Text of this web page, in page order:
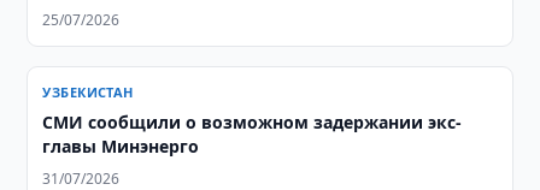
25/07/2026
УЗБЕКИСТАН
СМИ сообщили о возможном задержании экс-
главы Минэнерго
31/07/2026